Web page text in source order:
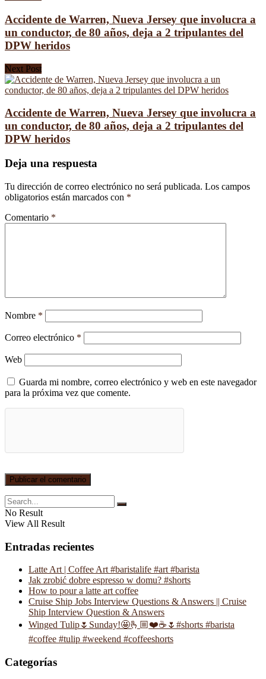
Accidente de Warren, Nueva Jersey que involucra a
un conductor, de 80 años, deja a 2 tripulantes del
DPW heridos
Next Post
Accidente de Warren, Nueva Jersey que involucra a
un conductor, de 80 años, deja a 2 tripulantes del
DPW heridos
Deja una respuesta
Tu dirección de correo electrónico no será publicada. Los campos
obligatorios están marcados con *
Comentario *
Nombre *
Correo electrónico *
Web
Guarda mi nombre, correo electrónico y web en este navegador
para la próxima vez que comente.
No Result
View All Result
Entradas recientes
Latte Art | Coffee Art #baristalife #art #barista
Jak zrobić dobre espresso w domu? #shorts
How to pour a latte art coffee
Cruise Ship Jobs Interview Questions & Answers || Cruise
Ship Interview Question & Answers
Winged Tulip🌷Sunday!🤩🫰🏼❤️☕️🌷#shorts #barista
#coffee #tulip #weekend #coffeeshorts
Categorías